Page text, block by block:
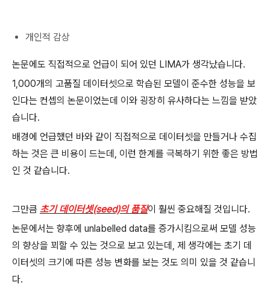
개인적 감상
논문에도 직접적으로 언급이 되어 있던 LIMA가 생각났습니다.
1,000개의 고품질 데이터셋으로 학습된 모델이 준수한 성능을 보
인다는 컨셉의 논문이었는데 이와 굉장히 유사하다는 느낌을 받았
습니다.
배경에 언급했던 바와 같이 직접적으로 데이터셋을 만들거나 수집
하는 것은 큰 비용이 드는데, 이런 한계를 극복하기 위한 좋은 방법
인 것 같습니다.
그만큼 초기 데이터셋(seed)의 품질이 훨씬 중요해질 것입니다.
논문에서는 향후에 unlabelled data를 증가시킴으로써 모델 성능
의 향상을 꾀할 수 있는 것으로 보고 있는데, 제 생각에는 초기 데
이터셋의 크기에 따른 성능 변화를 보는 것도 의미 있을 것 같습니
다.